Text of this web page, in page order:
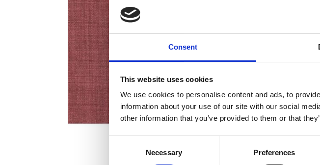
Consent
This website uses cookies
We use cookies to personalise content and ads, to
information about your use of our site with our social
other information that you’ve provided to them or that
Necessary Preferences